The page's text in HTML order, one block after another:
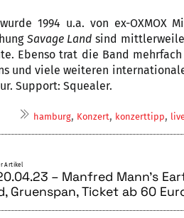
1994 u.a. von ex-
Savage Land sind mittlerweile
Ebenso trat die Band
und viele weiteren
Support: Squealer.
hamburg, Konzert, konzerttipp,
Artikel
– Manfred Mann’s
Gruenspan, Ticket ab 60